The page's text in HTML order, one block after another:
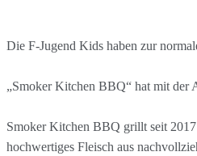
Die F-Jugend Kids haben zur
„Smoker Kitchen BBQ“ hat mit der
Smoker Kitchen BBQ grillt seit
hochwertiges Fleisch aus